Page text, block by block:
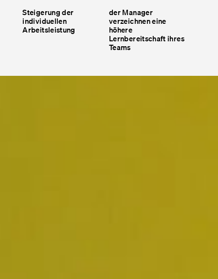
Steigerung der
individuellen
Arbeitsleistung
der Manager
verzeichnen eine
höhere
Lernbereitschaft ihres
Teams